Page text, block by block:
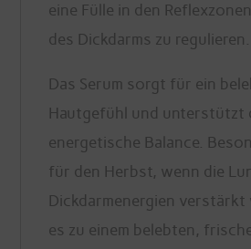
eine Fülle in den
des Dickdarms zu regulieren.
Das Serum sorgt für ein
Hautgefühl und unterstützt
energetische Balance.
für den Herbst, wenn die
Dickdarmenergien
es zu einem belebten,